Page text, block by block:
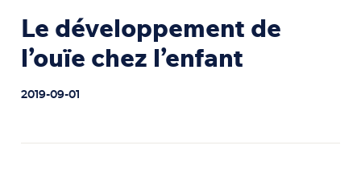
Le développement de
l’ouïe chez l’enfant
2019-09-01